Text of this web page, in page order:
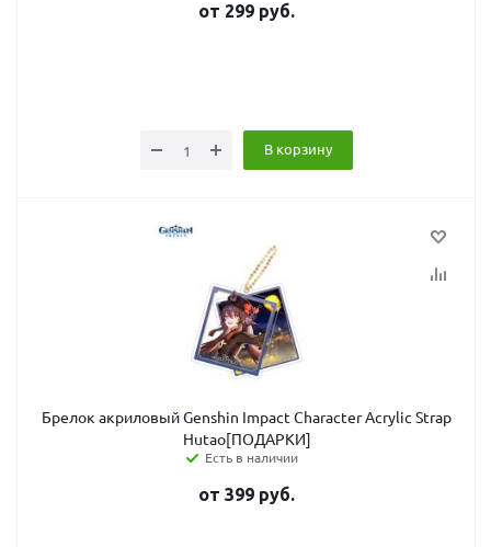
от 299 руб.
В корзину
Брелок акриловый Genshin Impact Character Acrylic Strap
Hutao[ПОДАРКИ]
Есть в наличии
от 399 руб.